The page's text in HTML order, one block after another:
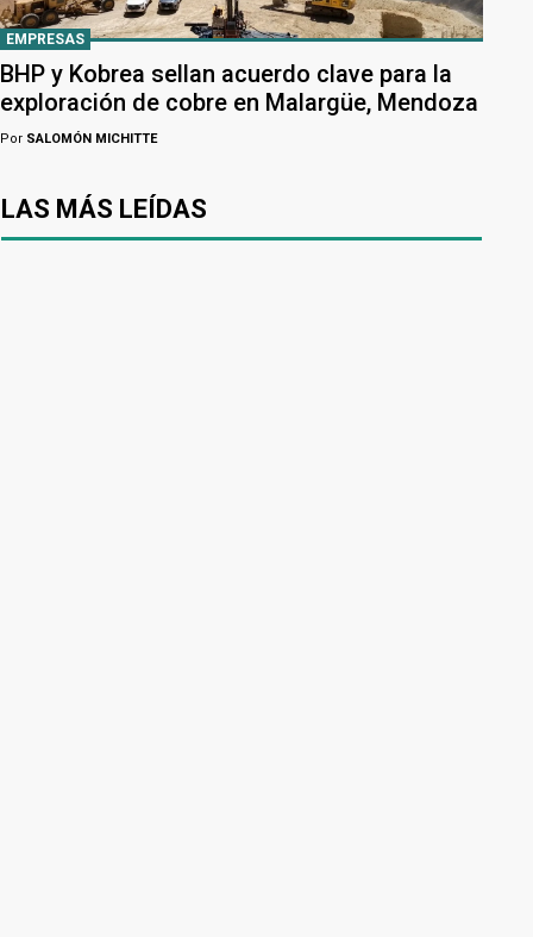
EMPRESAS
BHP y Kobrea sellan acuerdo clave para la
exploración de cobre en Malargüe, Mendoza
Por SALOMÓN MICHITTE
LAS MÁS LEÍDAS